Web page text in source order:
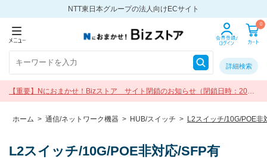
NTT東日本グループの法人向けECサイト
0
詳細検索
【重要】Nにおまかせ！Bizストア サイト閉鎖のお知らせ（閉鎖日時：2026
年9月30日 17:00）
ホーム > 通信/ネットワーク機器 > HUB/スイッチ > L2スイッチ/10G/POE非
L2スイッチ/10G/POE非対応/SFP有